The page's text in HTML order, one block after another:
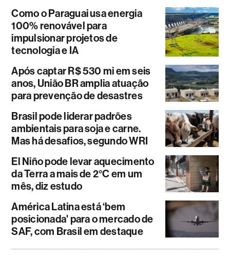
Como o Paraguai usa energia
100% renovável para
impulsionar projetos de
tecnologia e IA
Após captar R$ 530 mi em seis
anos, União BR amplia atuação
para prevenção de desastres
Brasil pode liderar padrões
ambientais para soja e carne.
Mas há desafios, segundo WRI
El Niño pode levar aquecimento
da Terra a mais de 2°C em um
mês, diz estudo
América Latina está ‘bem
posicionada' para o mercado de
SAF, com Brasil em destaque